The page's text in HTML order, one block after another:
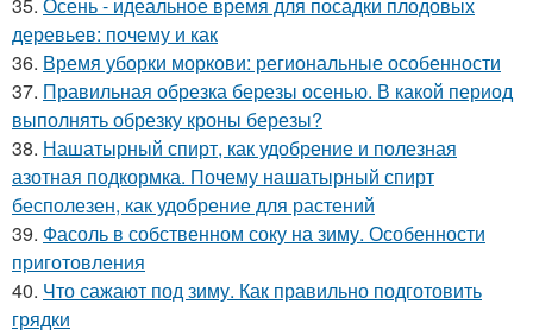
деревьев: почему и как
36. Время уборки моркови: региональные особенности
37. Правильная обрезка березы осенью. В какой период
выполнять обрезку кроны березы?
38. Нашатырный спирт, как удобрение и полезная
азотная подкормка. Почему нашатырный спирт
бесполезен, как удобрение для растений
39. Фасоль в собственном соку на зиму. Особенности
приготовления
40. Что сажают под зиму. Как правильно подготовить
грядки